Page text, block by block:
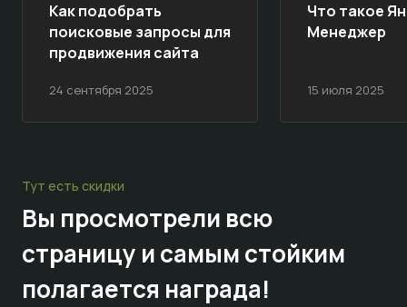
24 сентября 2025
Как подобрать
поисковые запросы для
продвижения сайта
15 июля 2025
Что такое
Менеджер
Тут есть скидки
Вы просмотрели всю
страницу и самым стойким
полагается награда!